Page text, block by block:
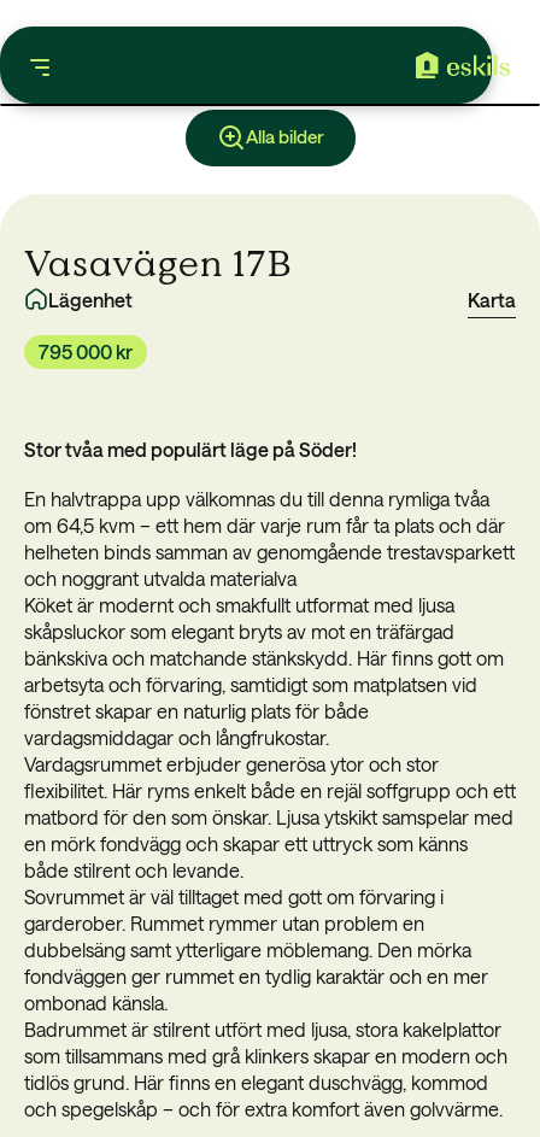
Alla bilder
Vasavägen 17B
795 000 kr
Lägenhet Karta
Stor tvåa med populärt läge på Söder!
En halvtrappa upp välkomnas du till denna rymliga tvåa
om 64,5 kvm – ett hem där varje rum får ta plats och där
helheten binds samman av genomgående trestavsparkett
och noggrant utvalda materialva
Köket är modernt och smakfullt utformat med ljusa
skåpsluckor som elegant bryts av mot en träfärgad
bänkskiva och matchande stänkskydd. Här finns gott om
arbetsyta och förvaring, samtidigt som matplatsen vid
fönstret skapar en naturlig plats för både
vardagsmiddagar och långfrukostar.
Vardagsrummet erbjuder generösa ytor och stor
flexibilitet. Här ryms enkelt både en rejäl soffgrupp och ett
matbord för den som önskar. Ljusa ytskikt samspelar med
en mörk fondvägg och skapar ett uttryck som känns
både stilrent och levande.
Sovrummet är väl tilltaget med gott om förvaring i
garderober. Rummet rymmer utan problem en
dubbelsäng samt ytterligare möblemang. Den mörka
fondväggen ger rummet en tydlig karaktär och en mer
ombonad känsla.
Badrummet är stilrent utfört med ljusa, stora kakelplattor
som tillsammans med grå klinkers skapar en modern och
tidlös grund. Här finns en elegant duschvägg, kommod
och spegelskåp – och för extra komfort även golvvärme.